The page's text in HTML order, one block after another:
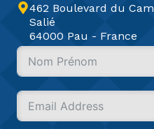
462 Boulevard du
Salié
64000 Pau - France